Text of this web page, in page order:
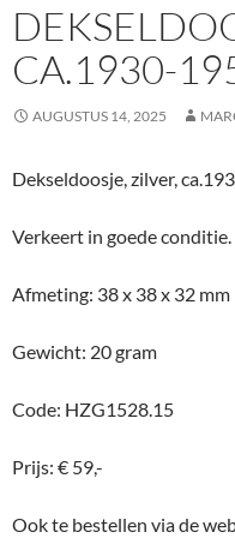
CA.1930-
AUGUSTUS 14, 2025
Dekseldoosje, zilver,
Verkeert in goede conditie.
Afmeting: 38 x 38 x 32 mm
Gewicht: 20 gram
Code: HZG1528.15
Prijs: € 59,-
Ook te bestellen via de